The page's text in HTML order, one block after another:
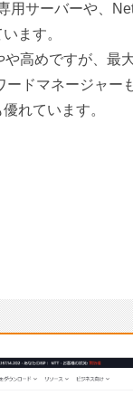
用サーバーや、
ます。
高めですが、最
ドマネージャー
れています。